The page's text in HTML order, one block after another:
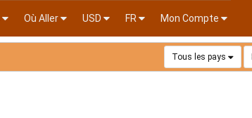
Où Aller USD FR Mon Compte
Tous les pays